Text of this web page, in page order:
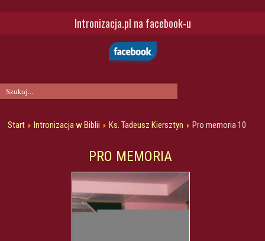
Intronizacja.pl na facebook-u
Start Intronizacja w Biblii Ks. Tadeusz Kiersztyn Pro memoria 10
PRO MEMORIA